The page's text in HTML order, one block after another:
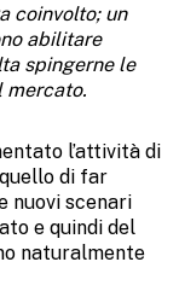
coinvolto; un
abilitare
spingerne le
mercato.
l’attività di
di far
nuovi scenari
e quindi del
naturalmente